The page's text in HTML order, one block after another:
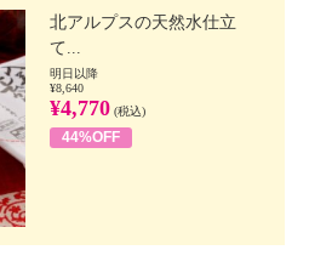
北アルプスの天然水仕立
て...
明日以降
¥8,640
¥4,770 (税込)
44%OFF